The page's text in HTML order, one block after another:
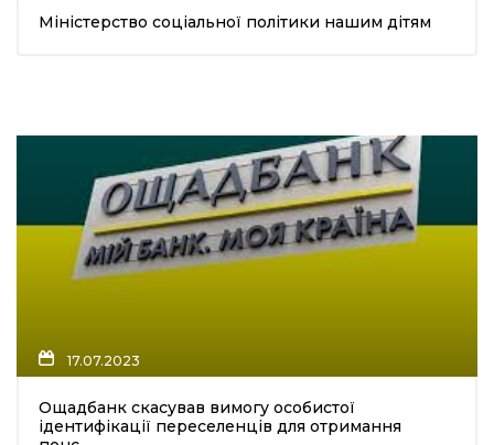
політика
місія
Міністерство соціальної політики нашим дітям
17.07.2023
Ощадбанк скасував вимогу особистої
ідентифікації переселенців для отримання